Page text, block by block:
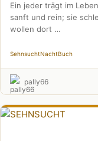
Ein jeder trägt im
sanft und rein; sie
wollen dort …
SehnsuchtNachtBuch
pally66